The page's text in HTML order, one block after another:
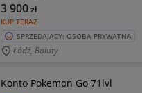
KUP TERAZ
3 900zł
SPRZEDAJĄCY: OSOBA PRYWATNA
Łódź, Bałuty
Konto Pokemon Go 71lvl